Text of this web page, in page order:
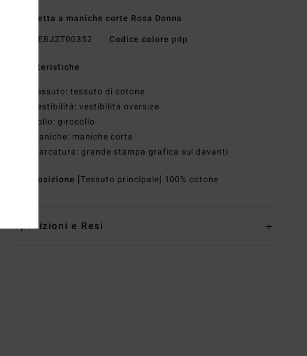
Maglietta a maniche corte Rosa Donna
EBJZT00352 Codice colore pdp
Caratteristiche
Tessuto: tessuto di cotone
Vestibilità: vestibilità oversize
Collo: girocollo
Maniche: maniche corte
Marcatura: grande stampa grafica sul davanti
Composizione [Tessuto principale] 100% cotone
Spedizioni e Resi